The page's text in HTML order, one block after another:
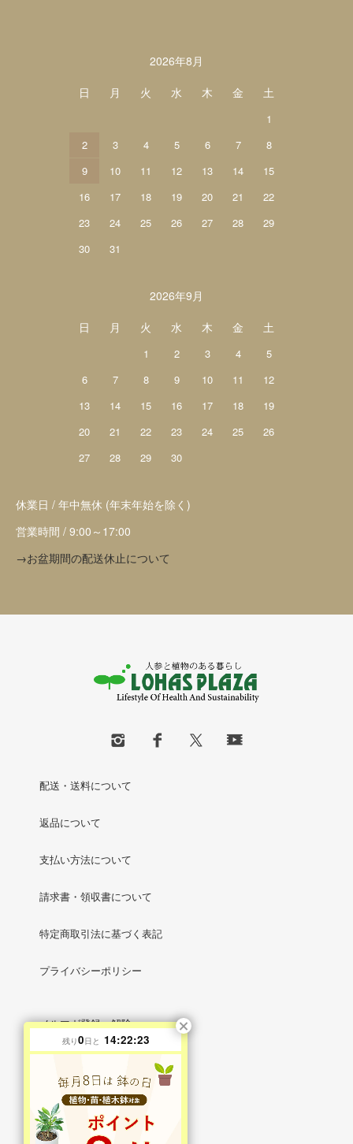
2026年8月
日
月 火 水 木 金 土
1
2
3 4 5 6 7
8
9
10 11 12 13 14
15
16
17 18 19 20 21
22
23
24 25 26 27 28
29
30
31
2026年9月
日
月 火 水 木 金 土
1 2 3 4
5
6
7 8 9 10 11
12
13
14 15 16 17 18
19
20
21 22 23 24 25
26
27
28 29 30
休業日 / 年中無休 (年末年始を除く)
営業時間 / 9:00～17:00
→お盆期間の配送休止について
配送・送料について
返品について
支払い方法について
請求書・領収書について
特定商取引法に基づく表記
プライバシーポリシー
メルマガ登録・解除
マイアカウント
残り0日と 14:22:22